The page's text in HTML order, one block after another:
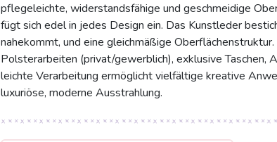
pflegeleichte, widerstandsfähige und geschmeidige
fügt sich edel in jedes Design ein. Das Kunstleder
nahekommt, und eine gleichmäßige
Polsterarbeiten (privat/gewerblich), exklusive Taschen,
leichte Verarbeitung ermöglicht vielfältige kreative
luxuriöse, moderne Ausstrahlung.